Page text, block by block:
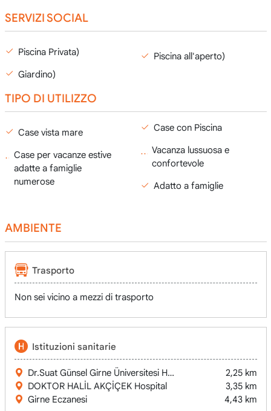
SERVIZI SOCIAL
Piscina Privata)
Giardino)
Piscina all'aperto)
TIPO DI UTILIZZO
Case vista mare
Case per vacanze estive
adatte a famiglie
numerose
Case con Piscina
Vacanza lussuosa e
confortevole
Adatto a famiglie
AMBIENTE
Trasporto
Non sei vicino a mezzi di trasporto
Istituzioni sanitarie
Dr.Suat Günsel Girne Üniversitesi Hastanesi / University of
2,25 km
DOKTOR HALİL AKÇİÇEK Hospital
3,35 km
Girne Eczanesi
4,43 km